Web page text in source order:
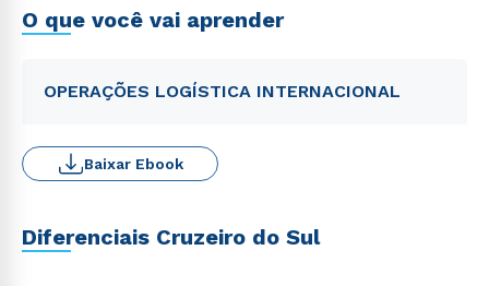
O que você vai aprender
OPERAÇÕES LOGÍSTICA INTERNACIONAL
Baixar Ebook
Diferenciais Cruzeiro do Sul